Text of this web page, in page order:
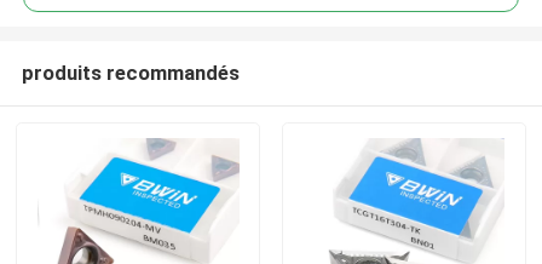
produits recommandés